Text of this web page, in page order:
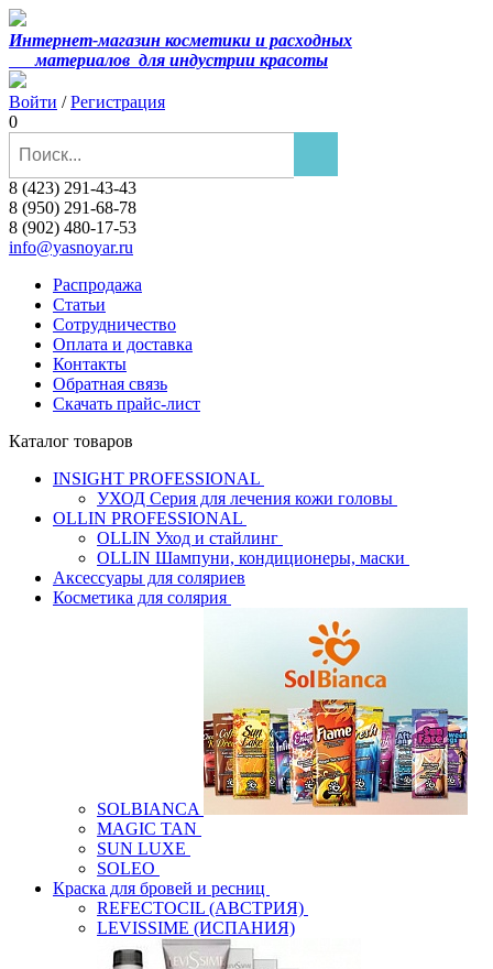
Интернет-магазин косметики и расходных
материалов для индустрии красоты
Войти /Регистрация
0
8 (423) 291-43-43
8 (950) 291-68-78
8 (902) 480-17-53
info@yasnoyar.ru
Распродажа
Статьи
Сотрудничество
Оплата и доставка
Контакты
Обратная связь
Скачать прайс-лист
Каталог товаров
INSIGHT PROFESSIONAL
УХОД Серия для лечения кожи головы
OLLIN PROFESSIONAL
OLLIN Уход и стайлинг
OLLIN Шампуни, кондиционеры, маски
Аксессуары для соляриев
Косметика для солярия
SOLBIANCA
MAGIC TAN
SUN LUXE
SOLEO
Краска для бровей и ресниц
REFECTOCIL (АВСТРИЯ)
LEVISSIME (ИСПАНИЯ)